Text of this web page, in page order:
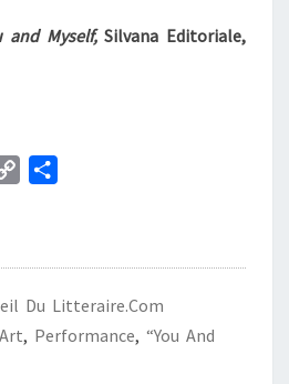
and Myself,Silvana Editoriale,
n
g
e
Du Litteraire.com
Art, Performance, “You And